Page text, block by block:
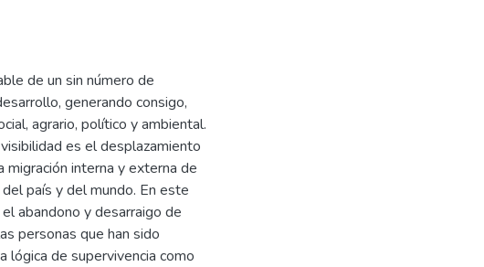
de un sin número de
generando consigo,
agrario, político y ambiental.
es el desplazamiento
migración interna y externa de
país y del mundo. En este
abandono y desarraigo de
personas que han sido
lógica de supervivencia como